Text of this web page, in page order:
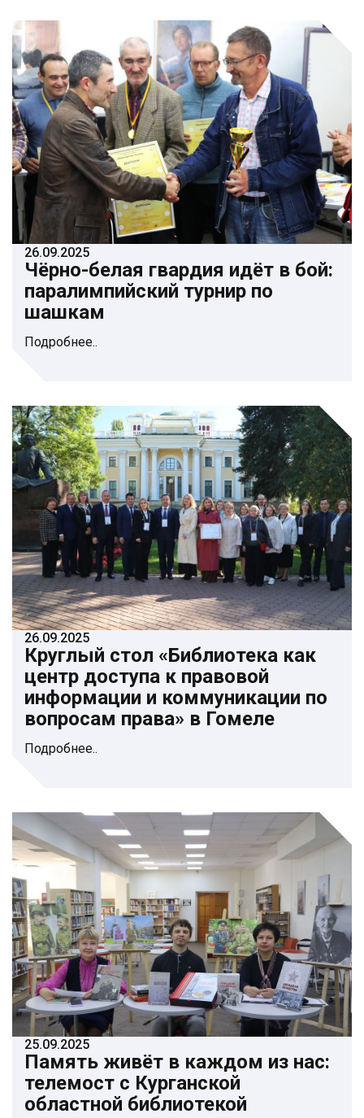
26.09.2025
Чёрно-белая гвардия идёт в бой:
паралимпийский турнир по
шашкам
Подробнее..
26.09.2025
Круглый стол «Библиотека как
центр доступа к правовой
информации и коммуникации по
вопросам права» в Гомеле
Подробнее..
25.09.2025
Память живёт в каждом из нас:
телемост с Курганской
областной библиотекой